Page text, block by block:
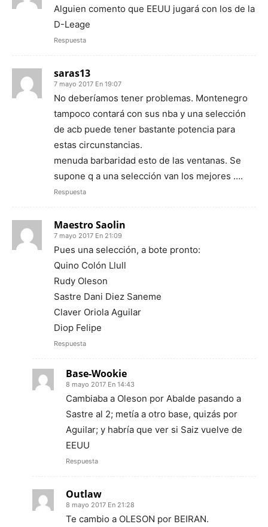
Alguien comento que EEUU jugará con los de la
D-Leage
Respuesta
saras13
7 mayo 2017 En 19:07
No deberíamos tener problemas. Montenegro
tampoco contará con sus nba y una selección
de acb puede tener bastante potencia para
estas circunstancias.
menuda barbaridad esto de las ventanas. Se
supone q a una selección van los mejores ….
Respuesta
Maestro Saolin
7 mayo 2017 En 21:09
Pues una selección, a bote pronto:
Quino Colón Llull
Rudy Oleson
Sastre Dani Diez Saneme
Claver Oriola Aguilar
Diop Felipe
Respuesta
Base-Wookie
8 mayo 2017 En 14:43
Cambiaba a Oleson por Abalde pasando a
Sastre al 2; metía a otro base, quizás por
Aguilar; y habría que ver si Saiz vuelve de
EEUU
Respuesta
Outlaw
8 mayo 2017 En 21:28
Te cambio a OLESON por BEIRAN.